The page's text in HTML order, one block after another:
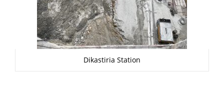
Dikastiria Station